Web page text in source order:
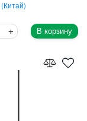
Китай
В корзину